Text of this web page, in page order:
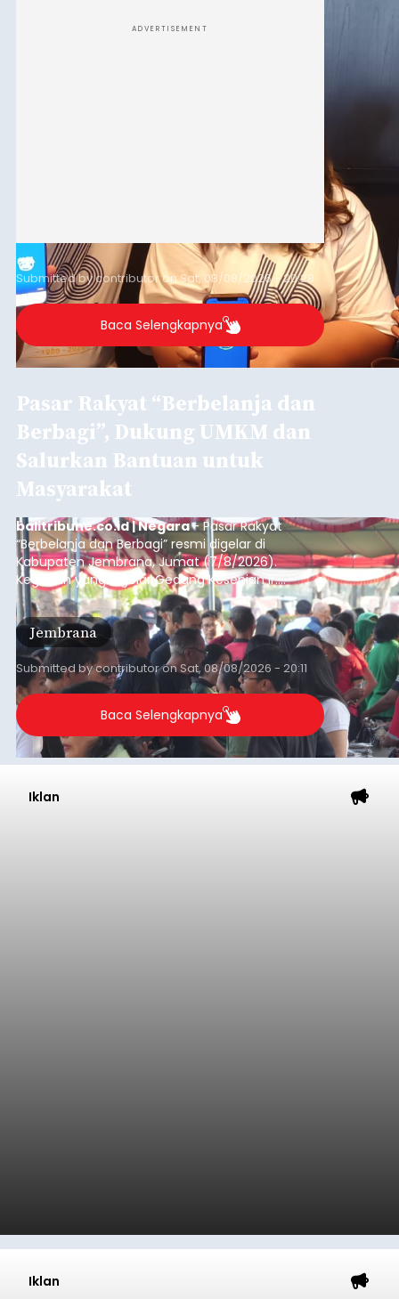
ADVERTISEMENT
Submitted bycontributoronSat, 08/08/2026 - 20:28
Baca Selengkapnya
Pasar Rakyat “Berbelanja dan
Berbagi”, Dukung UMKM dan
Salurkan Bantuan untuk
Masyarakat
balitribune.co.id | Negara- Pasar Rakyat
“Berbelanja dan Berbagi” resmi digelar di
Kabupaten Jembrana, Jumat (7/8/2026).
Kegiatan yang digelar Gedung Kesenian Ir.
Soekarno ini memadukan pemberdayaan
ekonomi masyarakat dengan aksi sosial tersebut
mendapat antusiasme tinggi dan mencatat nilai
transaksi mencapai Rp672.733.200.
Jembrana
Submitted bycontributoronSat, 08/08/2026 - 20:11
Baca Selengkapnya
Iklan
Iklan